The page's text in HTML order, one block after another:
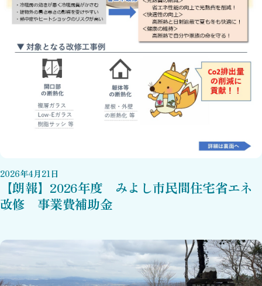
2026年4月21 日
【朗報】2026年度 みよし市民間住宅省エネ
改修 事業費補助金